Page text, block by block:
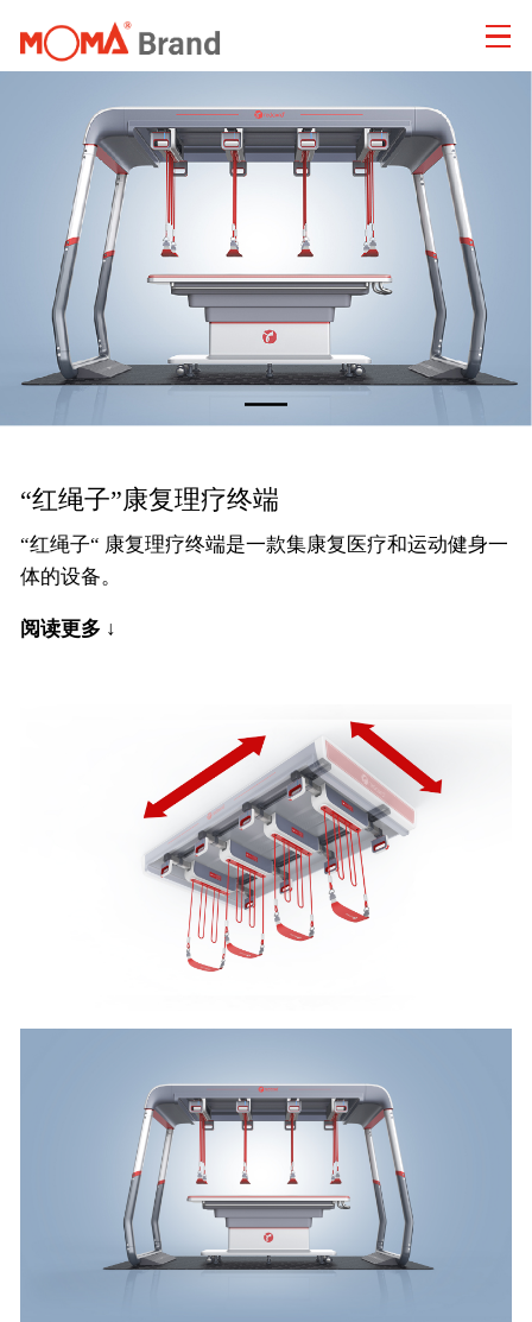
“红绳子”康复理疗终端
“红绳子“ 康复理疗终端是一款集康复医疗和运动健身一
体的设备。
阅读更多 ↓